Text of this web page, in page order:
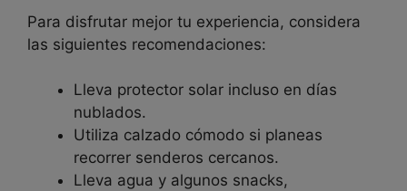
Para disfrutar mejor tu experiencia, considera
las siguientes recomendaciones:
Lleva protector solar incluso en días
nublados.
Utiliza calzado cómodo si planeas
recorrer senderos cercanos.
Lleva agua y algunos snacks,